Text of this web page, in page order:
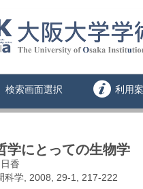
検索画面選択 利用
学にとっての生物学
香
科学, 2008, 29-1, 217-222